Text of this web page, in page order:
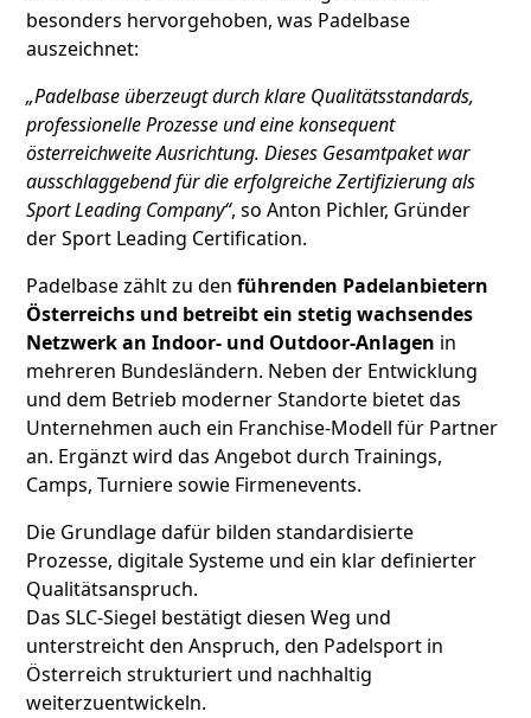
besonders hervorgehoben, was Padelbase
auszeichnet:
„Padelbase überzeugt durch klare Qualitätsstandards,
professionelle Prozesse und eine konsequent
österreichweite Ausrichtung. Dieses Gesamtpaket war
ausschlaggebend für die erfolgreiche Zertifizierung als
Sport Leading Company“, so Anton Pichler, Gründer
der Sport Leading Certification.
Padelbase zählt zu denführenden Padelanbietern
Österreichs und betreibt ein stetig wachsendes
Netzwerk an Indoor- und Outdoor-Anlagen in
mehreren Bundesländern. Neben der Entwicklung
und dem Betrieb moderner Standorte bietet das
Unternehmen auch ein Franchise-Modell für Partner
an. Ergänzt wird das Angebot durch Trainings,
Camps, Turniere sowie Firmenevents.
Die Grundlage dafür bilden standardisierte
Prozesse, digitale Systeme und ein klar definierter
Qualitätsanspruch.
Das SLC-Siegel bestätigt diesen Weg und
unterstreicht den Anspruch, den Padelsport in
Österreich strukturiert und nachhaltig
weiterzuentwickeln.